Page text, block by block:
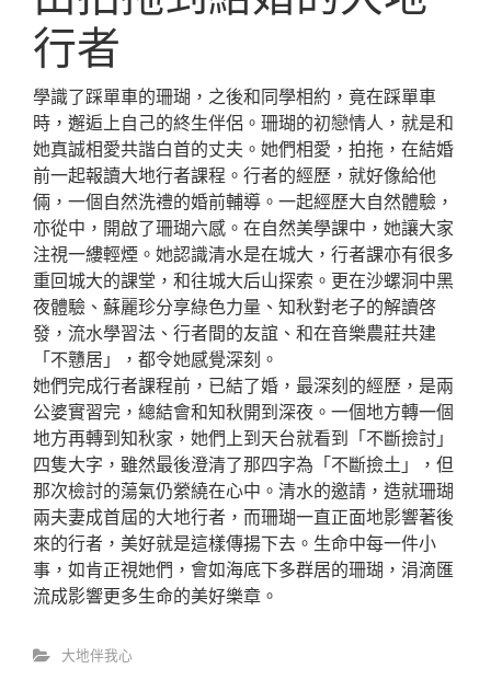
行者
學識了踩單車的珊瑚，之後和同學相約，竟在踩單車
時，邂逅上自己的終生伴侶。珊瑚的初戀情人，就是和
她真誠相愛共諧白首的丈夫。她們相愛，拍拖，在結婚
前一起報讀大地行者課程。行者的經歷，就好像給他
倆，一個自然洗禮的婚前輔導。一起經歷大自然體驗，
亦從中，開啟了珊瑚六感。在自然美學課中，她讓大家
注視一縷輕煙。她認識清水是在城大，行者課亦有很多
重回城大的課堂，和往城大后山探索。更在沙螺洞中黑
夜體驗、蘇麗珍分享綠色力量、知秋對老子的解讀啓
發，流水學習法、行者間的友誼、和在音樂農莊共建
「不戇居」，都令她感覺深刻。
她們完成行者課程前，已結了婚，最深刻的經歷，是兩
公婆實習完，總結會和知秋開到深夜。一個地方轉一個
地方再轉到知秋家，她們上到天台就看到「不斷撿討」
四隻大字，雖然最後澄清了那四字為「不斷撿土」，但
那次檢討的蕩氣仍縈繞在心中。清水的邀請，造就珊瑚
兩夫妻成首屆的大地行者，而珊瑚一直正面地影響著後
來的行者，美好就是這樣傳揚下去。生命中每一件小
事，如肯正視她們，會如海底下多群居的珊瑚，涓滴匯
流成影響更多生命的美好樂章。
大地伴我心